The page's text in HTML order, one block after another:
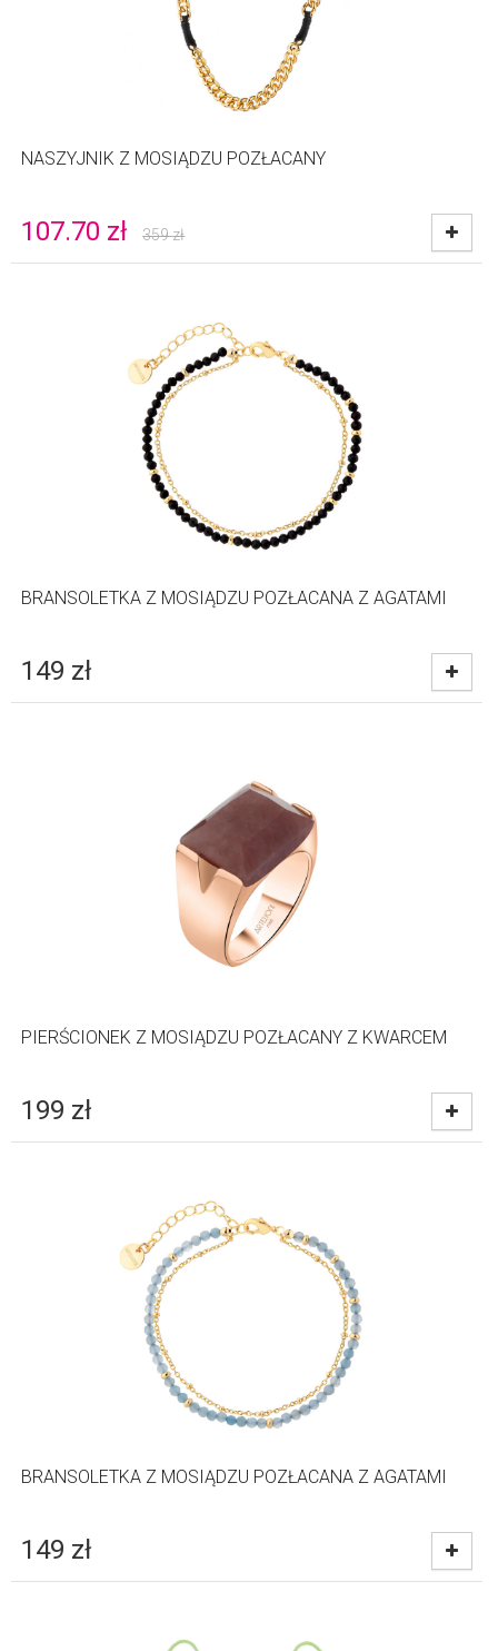
NASZYJNIK Z MOSIĄDZU POZŁACANY
107.70 zł 359zł
BRANSOLETKA Z MOSIĄDZU POZŁACANA Z AGATAMI
149 zł
PIERŚCIONEK Z MOSIĄDZU POZŁACANY Z KWARCEM
199 zł
BRANSOLETKA Z MOSIĄDZU POZŁACANA Z AGATAMI
149 zł